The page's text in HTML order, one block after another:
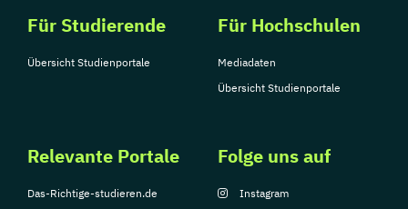
Für Studierende
Übersicht Studienportale
Für Hochschulen
Mediadaten
Übersicht Studienportale
Relevante Portale
Das-Richtige-studieren.de
Folge uns auf
Instagram